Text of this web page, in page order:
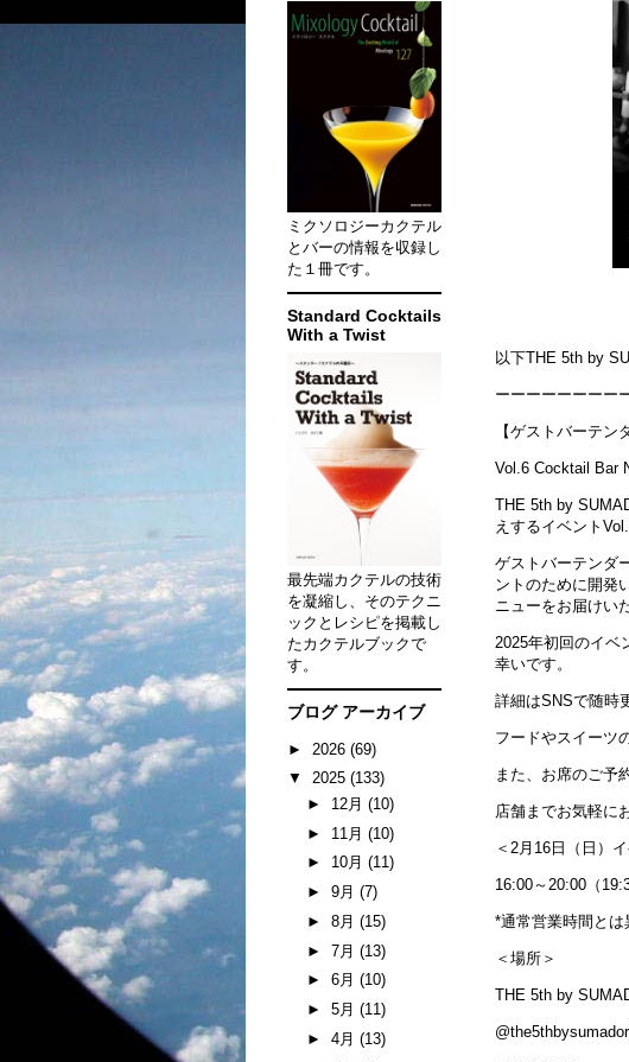
以下THE 5th by
ーーーーーーーー
【ゲストバーテン
Vol.6 Cocktail Bar
THE 5th by
えするイベント
ゲストバーテンダ
ントのために開発
ニューをお届けい
2025年初回のイベ
幸いです。
詳細はSNSで随時
フードやスイーツ
また、お席のご予
店舗までお気軽に
＜2月16日（日）
16:00～20:00（
*通常営業時間とは
＜場所＞
THE 5th by
ミクソロジーカクテル
とバーの情報を収録し
た１冊です。
Standard Cocktails
With a Twist
最先端カクテルの技術
を凝縮し、そのテクニ
ックとレシピを掲載し
たカクテルブックで
す。
ブログ アーカイブ
► 2026 (69)
▼ 2025 (133)
► 12月 (10)
► 11月 (10)
► 10月 (11)
► 9月 (7)
► 8月 (15)
► 7月 (13)
► 6月 (10)
► 5月 (11)
► 4月 (13)